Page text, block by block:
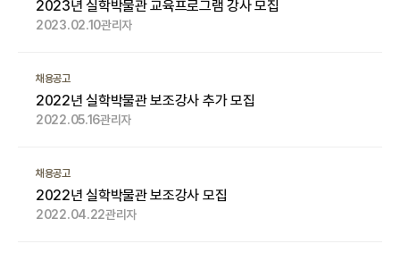
2023년 실학박물관 교육프로그램 강사 모집
2023.02.10관리자
채용공고
2022년 실학박물관 보조강사 추가 모집
2022.05.16관리자
채용공고
2022년 실학박물관 보조강사 모집
2022.04.22관리자